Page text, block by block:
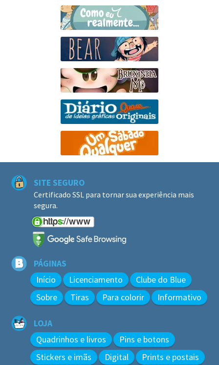
SITE SEGURO
Certificado SSL para tornar sua experiência mais
segura.
PÁGINAS
Início Licenciamento
Clube do Blue
Sobre
Tiras Para colorir Informativo
LOJA
Quadrinhos e livros
Pins e botons
Stickers e imãs
Digital Prints e postais